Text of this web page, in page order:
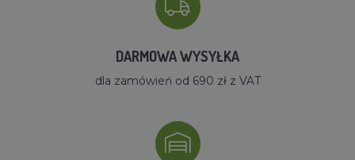
DARMOWA WYSYŁKA
dla zamówień od 690 zł z VAT